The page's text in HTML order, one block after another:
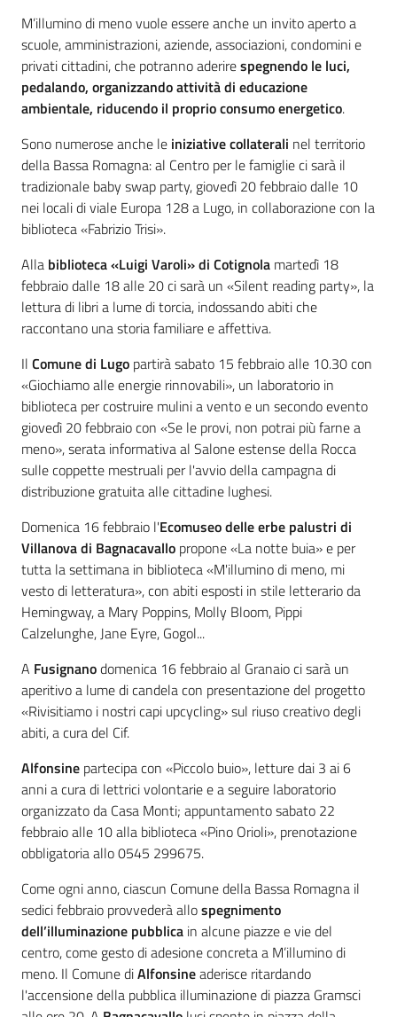
M’illumino di meno vuole essere anche un invito aperto a
scuole, amministrazioni, aziende, associazioni, condomini e
privati cittadini, che potranno aderirespegnendo le luci,
pedalando, organizzando attività di educazione
ambientale, riducendo il proprio consumo energetico.
Sono numerose anche le iniziative collaterali nel territorio
della Bassa Romagna: al Centro per le famiglie ci sarà il
tradizionale baby swap party, giovedì 20 febbraio dalle 10
nei locali di viale Europa 128 a Lugo, in collaborazione con la
biblioteca «Fabrizio Trisi».
Alla biblioteca «Luigi Varoli» di Cotignola martedì 18
febbraio dalle 18 alle 20 ci sarà un «Silent reading party», la
lettura di libri a lume di torcia, indossando abiti che
raccontano una storia familiare e affettiva.
Il Comune di Lugo partirà sabato 15 febbraio alle 10.30 con
«Giochiamo alle energie rinnovabili», un laboratorio in
biblioteca per costruire mulini a vento e un secondo evento
giovedì 20 febbraio con «Se le provi, non potrai più farne a
meno», serata informativa al Salone estense della Rocca
sulle coppette mestruali per l'avvio della campagna di
distribuzione gratuita alle cittadine lughesi.
Domenica 16 febbraio l'Ecomuseo delle erbe palustri di
Villanova di Bagnacavallo propone «La notte buia» e per
tutta la settimana in biblioteca «M'illumino di meno, mi
vesto di letteratura», con abiti esposti in stile letterario da
Hemingway, a Mary Poppins, Molly Bloom, Pippi
Calzelunghe, Jane Eyre, Gogol...
A Fusignanodomenica 16 febbraio al Granaio ci sarà un
aperitivo a lume di candela con presentazione del progetto
«Rivisitiamo i nostri capi upcycling» sul riuso creativo degli
abiti, a cura del Cif.
Alfonsine partecipa con «Piccolo buio», letture dai 3 ai 6
anni a cura di lettrici volontarie e a seguire laboratorio
organizzato da Casa Monti; appuntamento sabato 22
febbraio alle 10 alla biblioteca «Pino Orioli», prenotazione
obbligatoria allo 0545 299675.
Come ogni anno, ciascun Comune della Bassa Romagna il
sedici febbraio provvederà allospegnimento
dell’illuminazione pubblica in alcune piazze e vie del
centro, come gesto di adesione concreta a M’illumino di
meno. Il Comune diAlfonsineaderisce ritardando
l'accensione della pubblica illuminazione di piazza Gramsci